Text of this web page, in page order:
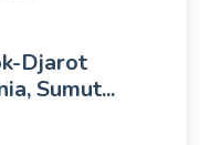
Djarot
Sumut...